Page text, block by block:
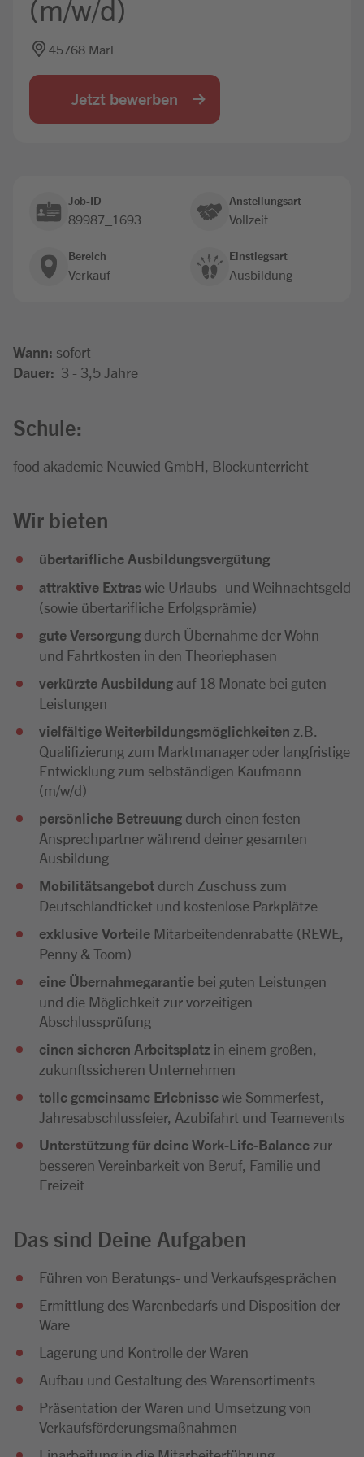
(m/w/d)
45768 Marl
Jetzt bewerben
Job-ID
89987_1693
Anstellungsart
Vollzeit
Bereich
Verkauf
Einstiegsart
Ausbildung
Wann: sofort
Dauer: 3 - 3,5 Jahre
Schule:
food akademie Neuwied GmbH, Blockunterricht
Wir bieten
übertarifliche Ausbildungsvergütung
attraktive Extraswie Urlaubs- und Weihnachtsgeld
(sowie übertarifliche Erfolgsprämie)
gute Versorgung durch Übernahme der Wohn-
und Fahrtkosten in den Theoriephasen
verkürzte Ausbildung auf 18 Monate bei guten
Leistungen
vielfältige Weiterbildungsmöglichkeiten z.B.
Qualifizierung zum Marktmanager oder langfristige
Entwicklung zum selbständigen Kaufmann
(m/w/d)
persönliche Betreuung durch einen festen
Ansprechpartner während deiner gesamten
Ausbildung
Mobilitätsangebot durch Zuschuss zum
Deutschlandticket und kostenlose Parkplätze
exklusive Vorteile Mitarbeitendenrabatte (REWE,
Penny & Toom)
eine Übernahmegarantie bei guten Leistungen
und die Möglichkeit zur vorzeitigen
Abschlussprüfung
einen sicheren Arbeitsplatz in einem großen,
zukunftssicheren Unternehmen
tolle gemeinsame Erlebnissewie Sommerfest,
Jahresabschlussfeier, Azubifahrt und Teamevents
Unterstützung für deine Work-Life-Balance zur
besseren Vereinbarkeit von Beruf, Familie und
Freizeit
Das sind Deine Aufgaben
Führen von Beratungs- und Verkaufsgesprächen
Ermittlung des Warenbedarfs und Disposition der
Ware
Lagerung und Kontrolle der Waren
Aufbau und Gestaltung des Warensortiments
Präsentation der Waren und Umsetzung von
Verkaufsförderungsmaßnahmen